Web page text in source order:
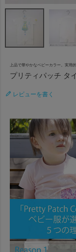
上品で華やかなベビーカラー。実用
プリティパッチ タ
レビューを書く